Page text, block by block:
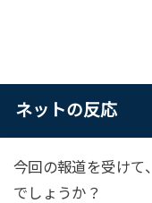
ネットの反応
今回の報道を受けて
でしょうか？